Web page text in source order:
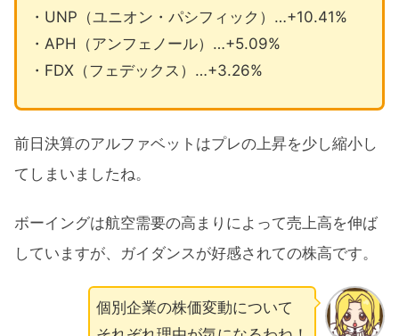
・UNP（ユニオン・パシフィック）…+10.41%
・APH（アンフェノール）…+5.09%
・FDX（フェデックス）…+3.26%
前日決算のアルファベットはプレの上昇を少し縮小し
てしまいましたね。
ボーイングは航空需要の高まりによって売上高を伸ば
していますが、ガイダンスが好感されての株高です。
個別企業の株価変動について